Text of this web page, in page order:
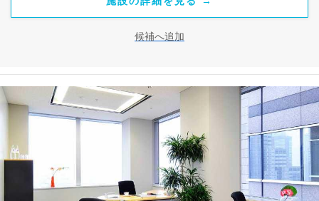
候補へ追加